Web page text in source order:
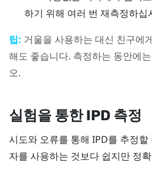
하기 위해 여러 번 재측정하십
팁: 거울을 사용하는 대신 친구에
해도 좋습니다. 측정하는 동안에
오.
실험을 통한 IPD 측정
시도와 오류를 통해 IPD를 추정
자를 사용하는 것보다 쉽지만 정